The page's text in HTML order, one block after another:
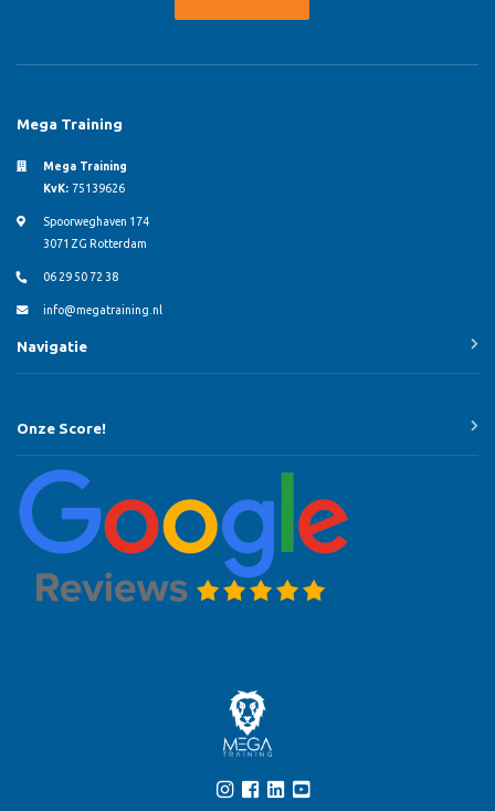
Mega Training
Mega Training
KvK: 75139626
Spoorweghaven 174
3071 ZG Rotterdam
06 29 50 72 38
info@megatraining.nl
Navigatie
Onze Score!